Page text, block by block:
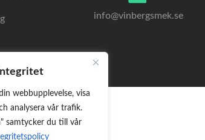
webbupplevelse, visa
analysera vår trafik.
samtycker du till vår
info@vinbergsmek.se